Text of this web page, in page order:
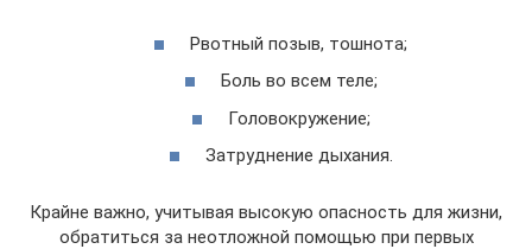
Рвотный позыв, тошнота;
Боль во всем теле;
Головокружение;
Затруднение дыхания.
Крайне важно, учитывая высокую опасность для жизни,
обратиться за неотложной помощью при первых